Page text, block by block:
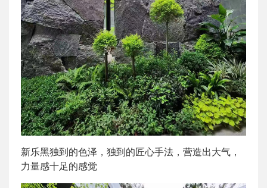
新乐黑独到的色泽，独到的匠心手法，营造出大气，
力量感十足的感觉